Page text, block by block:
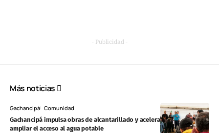
- Publicidad -
Más noticias
Gachancipá Comunidad
Gachancipá impulsa obras de alcantarillado y acelera proyectos para
ampliar el acceso al agua potable